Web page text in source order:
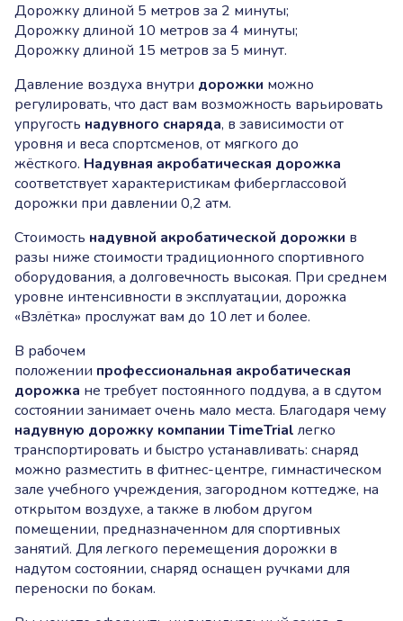
Дорожку длиной 5 метров за 2 минуты;
Дорожку длиной 10 метров за 4 минуты;
Дорожку длиной 15 метров за 5 минут.
Давление воздуха внутри дорожки можно
регулировать, что даст вам возможность варьировать
упругость надувного снаряда, в зависимости от
уровня и веса спортсменов, от мягкого до
жёсткого. Надувная акробатическая дорожка
соответствует характеристикам фиберглассовой
дорожки при давлении 0,2 атм.
Стоимость надувной акробатической дорожки в
разы ниже стоимости традиционного спортивного
оборудования, а долговечность высокая. При среднем
уровне интенсивности в эксплуатации, дорожка
«Взлётка» прослужат вам до 10 лет и более.
В рабочем
положении профессиональная акробатическая
дорожка не требует постоянного поддува, а в сдутом
состоянии занимает очень мало места. Благодаря чему
надувную дорожку компании TimeTrial легко
транспортировать и быстро устанавливать: снаряд
можно разместить в фитнес-центре, гимнастическом
зале учебного учреждения, загородном коттедже, на
открытом воздухе, а также в любом другом
помещении, предназначенном для спортивных
занятий. Для легкого перемещения дорожки в
надутом состоянии, снаряд оснащен ручками для
переноски по бокам.